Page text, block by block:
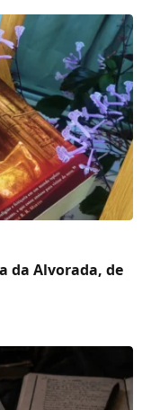
da Alvorada, de